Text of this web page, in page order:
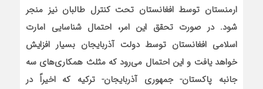
ارمنستان توسط افغانستان تحت کنترل طالبان نیز منجر
شود. در صورت تحقق این امر، احتمال شناسایی امارت
اسلامی افغانستان توسط دولت آذربایجان بسیار افزایش
خواهد یافت و این احتمال می‌‌رود که مثلث همکاری‌های سه
جانبه پاکستان- جمهوری آذربایجان- ترکیه که اخیراً در